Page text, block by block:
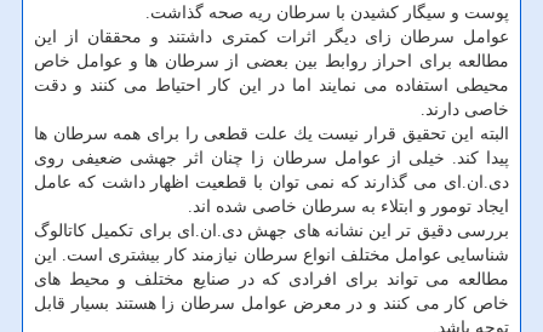
پوست و سیگار كشیدن با سرطان ریه صحه گذاشت.
عوامل سرطان زای دیگر اثرات كمتری داشتند و محققان از این
مطالعه برای احراز روابط بین بعضی از سرطان ها و عوامل خاص
محیطی استفاده می نمایند اما در این كار احتیاط می كنند و دقت
خاصی دارند.
البته این تحقیق قرار نیست یك علت قطعی را برای همه سرطان ها
پیدا كند. خیلی از عوامل سرطان زا چنان اثر جهشی ضعیفی روی
دی.ان.ای می گذارند كه نمی توان با قطعیت اظهار داشت كه عامل
ایجاد تومور و ابتلاء به سرطان خاصی شده اند.
بررسی دقیق تر این نشانه های جهش دی.ان.ای برای تكمیل كاتالوگ
شناسایی عوامل مختلف انواع سرطان نیازمند كار بیشتری است. این
مطالعه می تواند برای افرادی كه در صنایع مختلف و محیط های
خاص كار می كنند و در معرض عوامل سرطان زا هستند بسیار قابل
توجه باشد.